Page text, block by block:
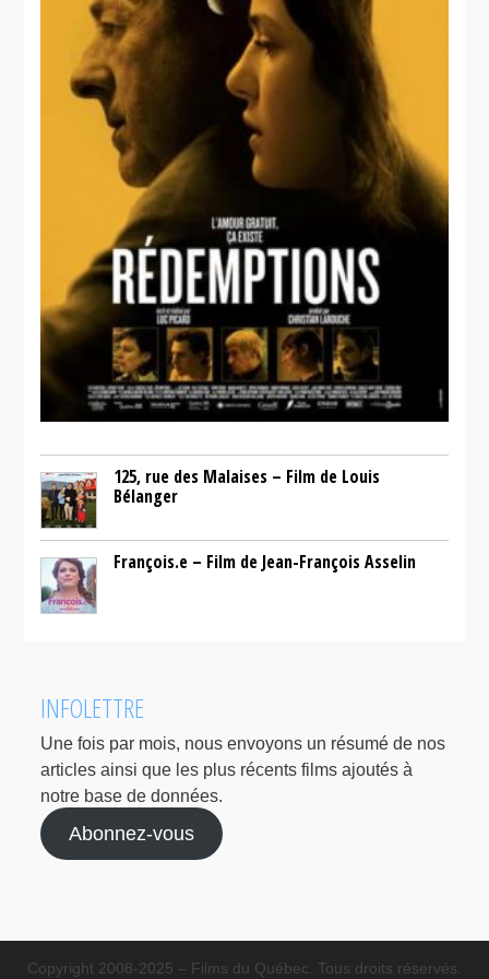
125, rue des Malaises – Film de Louis
Bélanger
François.e – Film de Jean-François Asselin
INFOLETTRE
Une fois par mois, nous envoyons un résumé de nos
articles ainsi que les plus récents films ajoutés à
notre base de données.
Abonnez-vous
Copyright 2008-2025 – Films du Québec. Tous droits réservés.